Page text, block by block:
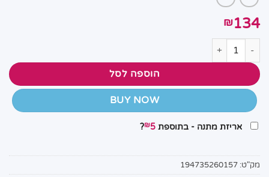
₪134
כמות של בובה ברבי X הוט ווילס מכונית שלט JBH059796 לילדים
הוספה לסל
BUY NOW
אריזת מתנה - בתוספת ₪5
?
מק"ט: 194735260157